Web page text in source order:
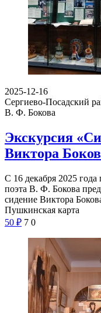
2025-12-16
Сергиево-Посадский
В. Ф. Бокова
Экскурсия
Виктора
С 16 декабря 2025
поэта В. Ф. Бокова
сидение Виктора
Пушкинская карта
50 ₽ 7 0